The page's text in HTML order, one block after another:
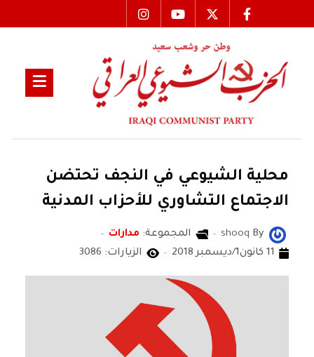
محلية الشيوعي في النجف تحتضن
الاجتماع التشاوري للأحزاب المدنية
By
shooq المجموعة: مدارات
11 كانون1/ديسمبر 2018
الزيارات: 3086